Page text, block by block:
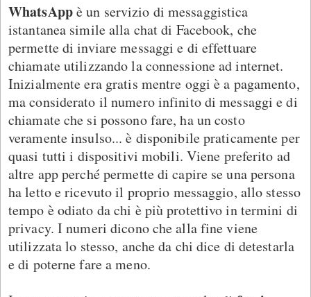
WhatsAppè un servizio di messaggistica
istantanea simile alla chat di Facebook, che
permette di inviare messaggi e di effettuare
chiamate utilizzando la connessione ad internet.
Inizialmente era gratis mentre oggi è a pagamento,
ma considerato il numero infinito di messaggi e di
chiamate che si possono fare, ha un costo
veramente insulso... è disponibile praticamente per
quasi tutti i dispositivi mobili. Viene preferito ad
altre app perché permette di capire se una persona
ha letto e ricevuto il proprio messaggio, allo stesso
tempo è odiato da chi è più protettivo in termini di
privacy. I numeri dicono che alla fine viene
utilizzata lo stesso, anche da chi dice di detestarla
e di poterne fare a meno.